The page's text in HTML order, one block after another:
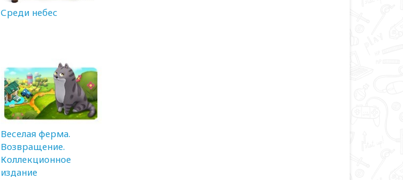
Среди небес
Веселая ферма.
Возвращение.
Коллекционное
издание